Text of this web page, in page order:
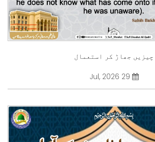
چیزیں جھاڑ کر استعمال